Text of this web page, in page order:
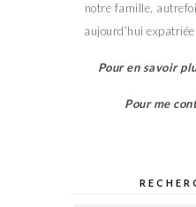
notre famille,
aujourd’hui
Pour en savoir
Pour me